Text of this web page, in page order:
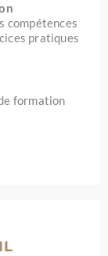
compétences
pratiques
formation